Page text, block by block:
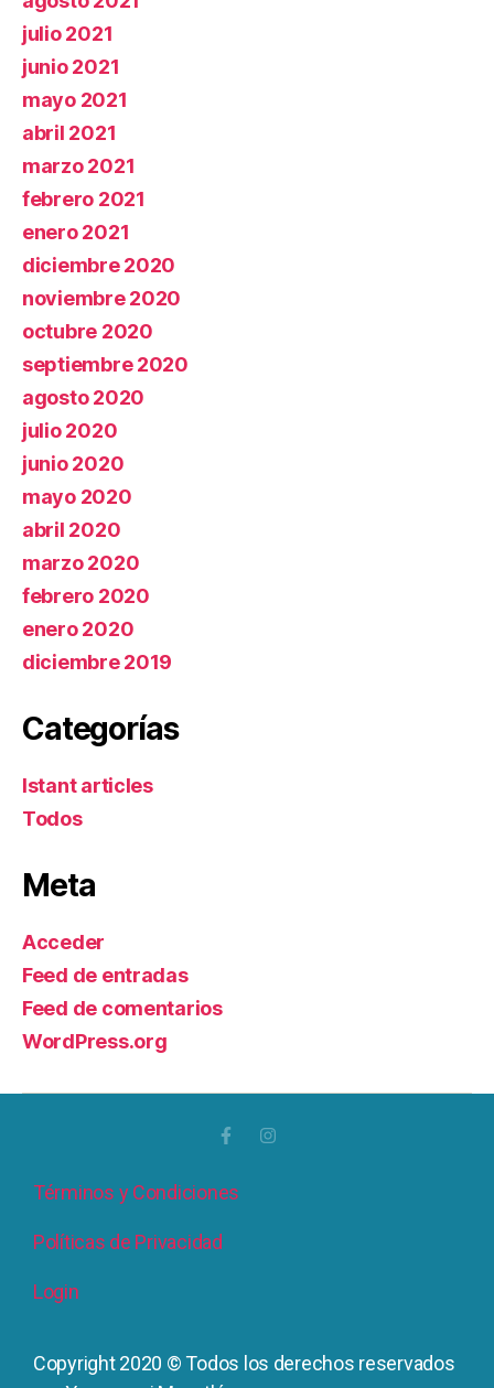
julio 2021
junio 2021
mayo 2021
abril 2021
marzo 2021
febrero 2021
enero 2021
diciembre 2020
noviembre 2020
octubre 2020
septiembre 2020
agosto 2020
julio 2020
junio 2020
mayo 2020
abril 2020
marzo 2020
febrero 2020
enero 2020
diciembre 2019
Categorías
Istant articles
Todos
Meta
Acceder
Feed de entradas
Feed de comentarios
WordPress.org
Términos y Condiciones
Políticas de Privacidad
Login
Copyright 2020 © Todos los derechos reservados